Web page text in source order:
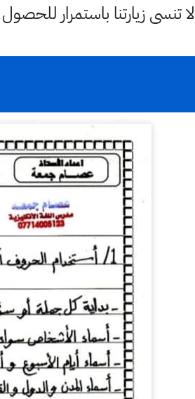
لا تنسى زيارتنا باستمرار